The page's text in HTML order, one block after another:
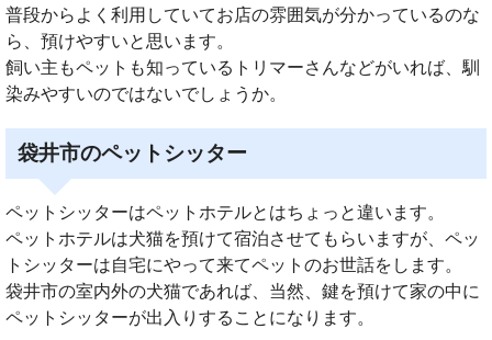
普段からよく利用していてお店の雰囲気が分かっているのな
ら、預けやすいと思います。
飼い主もペットも知っているトリマーさんなどがいれば、馴
染みやすいのではないでしょうか。
袋井市のペットシッター
ペットシッターはペットホテルとはちょっと違います。
ペットホテルは犬猫を預けて宿泊させてもらいますが、ペッ
トシッターは自宅にやって来てペットのお世話をします。
袋井市の室内外の犬猫であれば、当然、鍵を預けて家の中に
ペットシッターが出入りすることになります。